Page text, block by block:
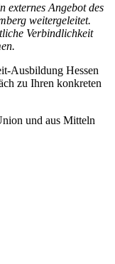
externes Angebot des
weitergeleitet.
Verbindlichkeit
Ausbildung Hessen
zu Ihren konkreten
und aus Mitteln